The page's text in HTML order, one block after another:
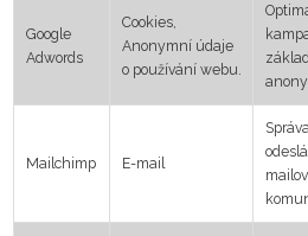
Google
Adwords
Cookies,
Anonymní údaje
o používání webu.
Mailchimp E-mail